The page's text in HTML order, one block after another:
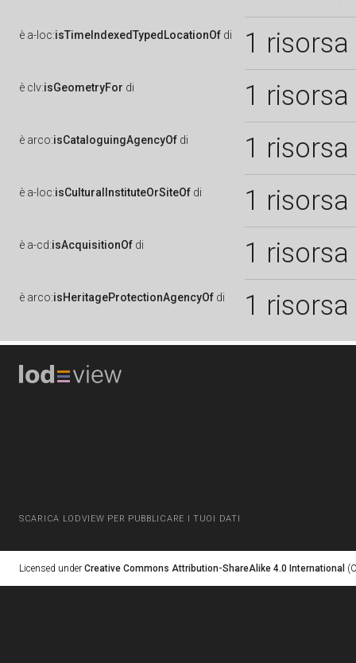
è a-loc:isTimeIndexedTypedLocationOf di 1 risorsa
è clv:isGeometryFor di 1 risorsa
è arco:isCataloguingAgencyOf di 1 risorsa
è a-loc:isCulturalInstituteOrSiteOf di 1 risorsa
è a-cd:isAcquisitionOf di 1 risorsa
è arco:isHeritageProtectionAgencyOf di 1 risorsa
SCARICA LODVIEW PER PUBBLICARE I TUOI DATI
Licensed under Creative Commons Attribution-ShareAlike 4.0 International